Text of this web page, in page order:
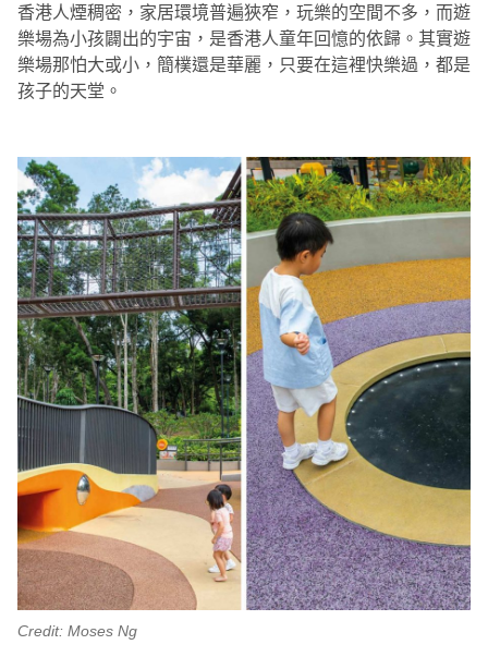
香港人煙稠密，家居環境普遍狹窄，玩樂的空間不多，而遊
樂場為小孩闢出的宇宙，是香港人童年回憶的依歸。其實遊
樂場那怕大或小，簡樸還是華麗，只要在這裡快樂過，都是
孩子的天堂。
Credit: Moses Ng